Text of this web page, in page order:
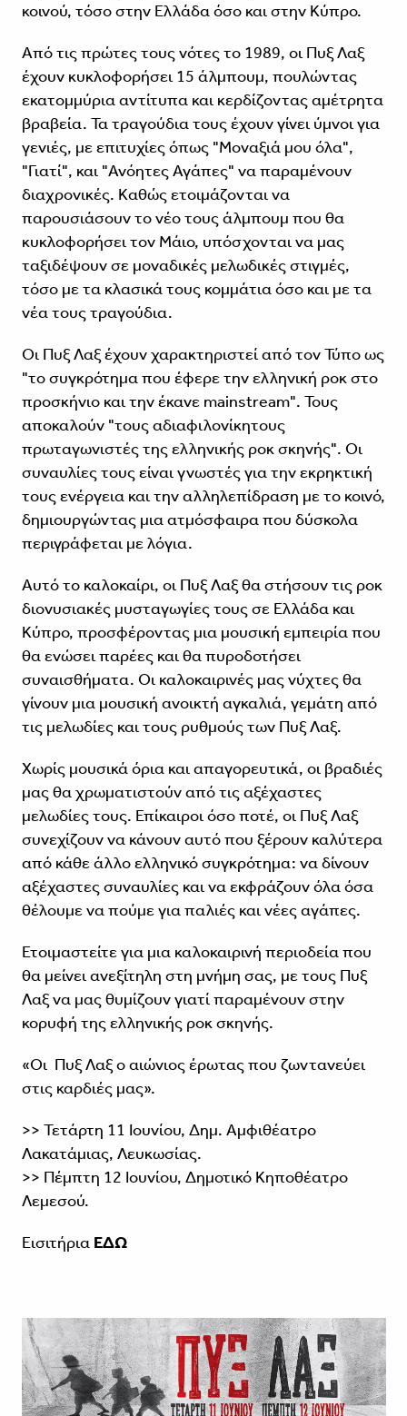
κοινού, τόσο στην Ελλάδα όσο και στην Κύπρο.
Από τις πρώτες τους νότες το 1989, οι Πυξ Λαξ
έχουν κυκλοφορήσει 15 άλμπουμ, πουλώντας
εκατομμύρια αντίτυπα και κερδίζοντας αμέτρητα
βραβεία. Τα τραγούδια τους έχουν γίνει ύμνοι για
γενιές, με επιτυχίες όπως "Μοναξιά μου όλα",
"Γιατί", και "Ανόητες Αγάπες" να παραμένουν
διαχρονικές. Καθώς ετοιμάζονται να
παρουσιάσουν το νέο τους άλμπουμ που θα
κυκλοφορήσει τον Μάιο, υπόσχονται να μας
ταξιδέψουν σε μοναδικές μελωδικές στιγμές,
τόσο με τα κλασικά τους κομμάτια όσο και με τα
νέα τους τραγούδια.
Οι Πυξ Λαξ έχουν χαρακτηριστεί από τον Τύπο ως
"το συγκρότημα που έφερε την ελληνική ροκ στο
προσκήνιο και την έκανε mainstream". Τους
αποκαλούν "τους αδιαφιλονίκητους
πρωταγωνιστές της ελληνικής ροκ σκηνής". Οι
συναυλίες τους είναι γνωστές για την εκρηκτική
τους ενέργεια και την αλληλεπίδραση με το κοινό,
δημιουργώντας μια ατμόσφαιρα που δύσκολα
περιγράφεται με λόγια.
Αυτό το καλοκαίρι, οι Πυξ Λαξ θα στήσουν τις ροκ
διονυσιακές μυσταγωγίες τους σε Ελλάδα και
Κύπρο, προσφέροντας μια μουσική εμπειρία που
θα ενώσει παρέες και θα πυροδοτήσει
συναισθήματα. Οι καλοκαιρινές μας νύχτες θα
γίνουν μια μουσική ανοικτή αγκαλιά, γεμάτη από
τις μελωδίες και τους ρυθμούς των Πυξ Λαξ.
Χωρίς μουσικά όρια και απαγορευτικά, οι βραδιές
μας θα χρωματιστούν από τις αξέχαστες
μελωδίες τους. Επίκαιροι όσο ποτέ, οι Πυξ Λαξ
συνεχίζουν να κάνουν αυτό που ξέρουν καλύτερα
από κάθε άλλο ελληνικό συγκρότημα: να δίνουν
αξέχαστες συναυλίες και να εκφράζουν όλα όσα
θέλουμε να πούμε για παλιές και νέες αγάπες.
Ετοιμαστείτε για μια καλοκαιρινή περιοδεία που
θα μείνει ανεξίτηλη στη μνήμη σας, με τους Πυξ
Λαξ να μας θυμίζουν γιατί παραμένουν στην
κορυφή της ελληνικής ροκ σκηνής.
«Οι Πυξ Λαξ ο αιώνιος έρωτας που ζωντανεύει
στις καρδιές μας».
>> Τετάρτη 11 Ιουνίου, Δημ. Αμφιθέατρο
Λακατάμιας, Λευκωσίας.
>> Πέμπτη 12 Ιουνίου, Δημοτικό Κηποθέατρο
Λεμεσού.
Εισιτήρια ΕΔΩ